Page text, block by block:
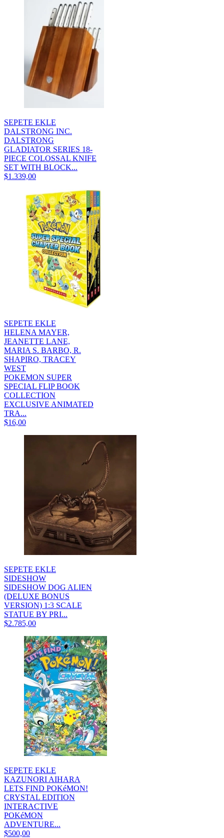
SEPETE EKLE
DALSTRONG INC.
DALSTRONG
GLADIATOR SERIES 18-
PIECE COLOSSAL KNIFE
SET WITH BLOCK...
$1.339,00
SEPETE EKLE
HELENA MAYER,
JEANETTE LANE,
MARIA S. BARBO, R.
SHAPIRO, TRACEY
WEST
POKEMON SUPER
SPECIAL FLIP BOOK
COLLECTION
EXCLUSIVE ANIMATED
TRA...
$16,00
SEPETE EKLE
SIDESHOW
SIDESHOW DOG ALIEN
(DELUXE BONUS
VERSION) 1:3 SCALE
STATUE BY PRI...
$2.785,00
SEPETE EKLE
KAZUNORI AIHARA
LETS FIND POKéMON!
CRYSTAL EDITION
INTERACTIVE
POKéMON
ADVENTURE...
$500,00